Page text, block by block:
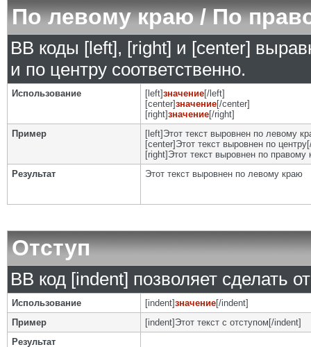
По левому краю / По
BB коды [left], [right] и [center]
и по центру соответственно.
Использование [left]значение[/left]
[center]значение[/center]
[right]значение[/right]
Пример
[left]Этот текст выровнен по левому
[center]Этот текст выровнен по
[right]Этот текст выровнен по правому
Результат
Этот текст выровнен по левому краю
Отступ
BB код [indent] позволяет сделать
Использование [indent]значение[/indent]
Пример
[indent]Этот текст с отступом[/indent]
Результат